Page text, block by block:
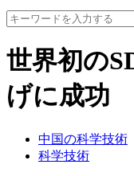
世界初の
げに成功
中国の科学技術
科学技術